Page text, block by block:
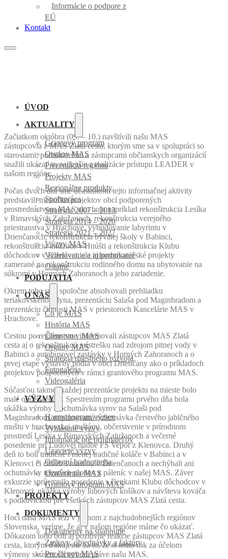
Informácie o podpore z
EÚ
Kontakt
ÚVOD
AKTUALITY
Grantový program
Orgány MAS
Prezentácia regiónu
Projekty MAS
Regionálne produkty
Spolupráca
Stratégia 2007 – 2013
Stratégia 2014 – 2020
Stratégia 2021 – 2027
Výzvy MAS
Vzdelávanie a informovanie
Ostatné
PODUJATIA
O NÁS
Čo je MAS
História MAS
Členstvo v MAS
Orgány MAS
Stratégia miestneho rozvoja
Fotogaléria
Videogaléria
VÝZVY
Harmonogram výziev
Vyhlásené výzvy
Informácie pre prijímateľov
Uzavreté výzvy
Odborní hodnotitelia
Oznámenia MAS
Grantový program MAS
PROJEKTY
DOKUMENTY
Dokumenty na stiahnutie
Zmluvy, objednávky a faktúry
Pre členov MAS
Začiatkom októbra (09. – 10.) navštívili našu MAS
zástupcovia z MAS Zlatá cesta, ktorým sme sa v spolupráci so
starostami, podnikateľmi a zástupcami občianskych organizácií
snažili ukázať to najlepšie z realizácie prístupu LEADER v
našom regióne.
Počas dvoch dní sme účastníkom tejto informačnej aktivity
predstavili niekoľko projektov obcí podporených
prostredníctvom MAS ako bola napríklad rekonštrukcia Lesíka
v Rimavských Zalužanoch, rekonštrukcia verejného
priestranstva v Hrachove, vybudovanie labyrintu v
Drienčanoch, rekonštrukcia bývalej školy v Babinci,
rekonštrukcia knižnice v Hnúšti a rekonštrukcia Klubu
dôchodcov v Klenovci, ale aj podnikateľské projekty
zamerané na rekonštrukciu rodinného domu na ubytovanie na
súkromí v Horných Zahoranoch a jeho zariadenie.
Okrem toho sme spoločne absolvovali prehliadku
teriakovského mlyna, prezentáciu Salaša pod Maginhradom a
prezentáciu činnosti MAS v priestoroch Kancelárie MAS v
Hrachove.
Cestou po regióne sme informovali zástupcov MAS Zlatá
cesta aj o rekonštrukcii prístrešku nad zdrojom pitnej vody v
Babinci a autobusovej zastávky v Horných Zahoranoch a o
prvej etape výstavby pódia v obci Drienčany ako o príkladoch
projektov podporených v rámci grantového programu MAS.
Súčasťou takmer každej prezentácie projektu na mieste bolo
malé občerstvenie. Spestrením programu prvého dňa bola
ukážka výroby a ochutnávka syrov na Salaši pod
Maginhradom, neplánovaná ochutnávka čerstvého jablčného
muštu v hrachovskej muštárni, občerstvenie v prírodnom
prostredí Lesíka v Rimavských Zalužanoch a večerné
posedenie pri Ľudovej hudbe FS Vepor z Klenovca. Druhý
deň to boli tradičné i menej tradičné koláče v Babinci a v
Klenovci či chlieb s masťou v Drienčanoch a nechýbali ani
ochutnávky tekutých plodov z páleníc v našej MAS. Záver
exkurzie spríjemnilo posedenie s členkami Klubu dôchodcov v
Klenovci, ukážka výroby lubových košíkov a návšteva kováča
s podkovičkou pre všetkých zástupcov MAS Zlatá cesta.
Hoci naša MAS leží v jednom z najchudobnejších regiónov
Slovenska, veríme, že aj v našom regióne máme čo ukázať.
Dôkazom toho boli aj pozitívne reakcie zástupcov MAS Zlatá
cesta, ktorým ďakujeme za to, že si tento rok za účelom
výmeny skúseností vybrali práve našu MAS.